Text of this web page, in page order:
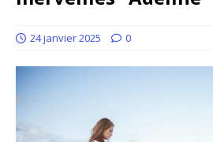
24 janvier 2025 0